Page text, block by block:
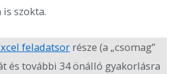
szokta.
feladatsor része (a „csomag”
és további 34 önálló gyakorlásra